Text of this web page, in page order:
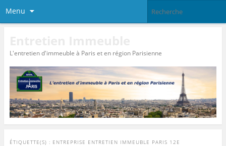
Menu
L'entretien d'immeuble à Paris et en région Parisienne
ÉTIQUETTE(S) : ENTREPRISE ENTRETIEN IMMEUBLE PARIS 12E